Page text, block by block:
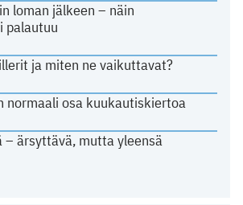
loman jälkeen – näin
palautuu
ja miten ne vaikuttavat?
normaali osa kuukautiskiertoa
– ärsyttävä, mutta yleensä